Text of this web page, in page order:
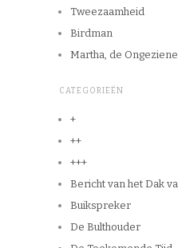
Tweezaamheid
Birdman
Martha, de Ongeziene
CATEGORIEËN
+
++
+++
Bericht van het Dak
Buikspreker
De Bulthouder